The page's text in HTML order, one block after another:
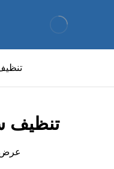
تنظيف
عرض